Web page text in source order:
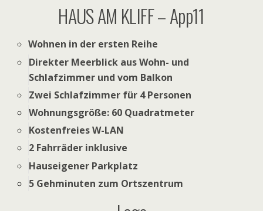
HAUS AM KLIFF – App11
Wohnen in der ersten Reihe
Direkter Meerblick aus Wohn- und
Schlafzimmer und vom Balkon
Zwei Schlafzimmer für 4 Personen
Wohnungsgröße: 60 Quadratmeter
Kostenfreies W-LAN
2 Fahrräder inklusive
Hauseigener Parkplatz
5 Gehminuten zum Ortszentrum